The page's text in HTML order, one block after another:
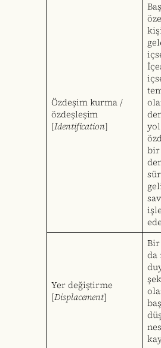
Özdeşim kurma /
özdeşleşim
[Identification]
bir
Yer değiştirme
[Displacement]
Bir
da